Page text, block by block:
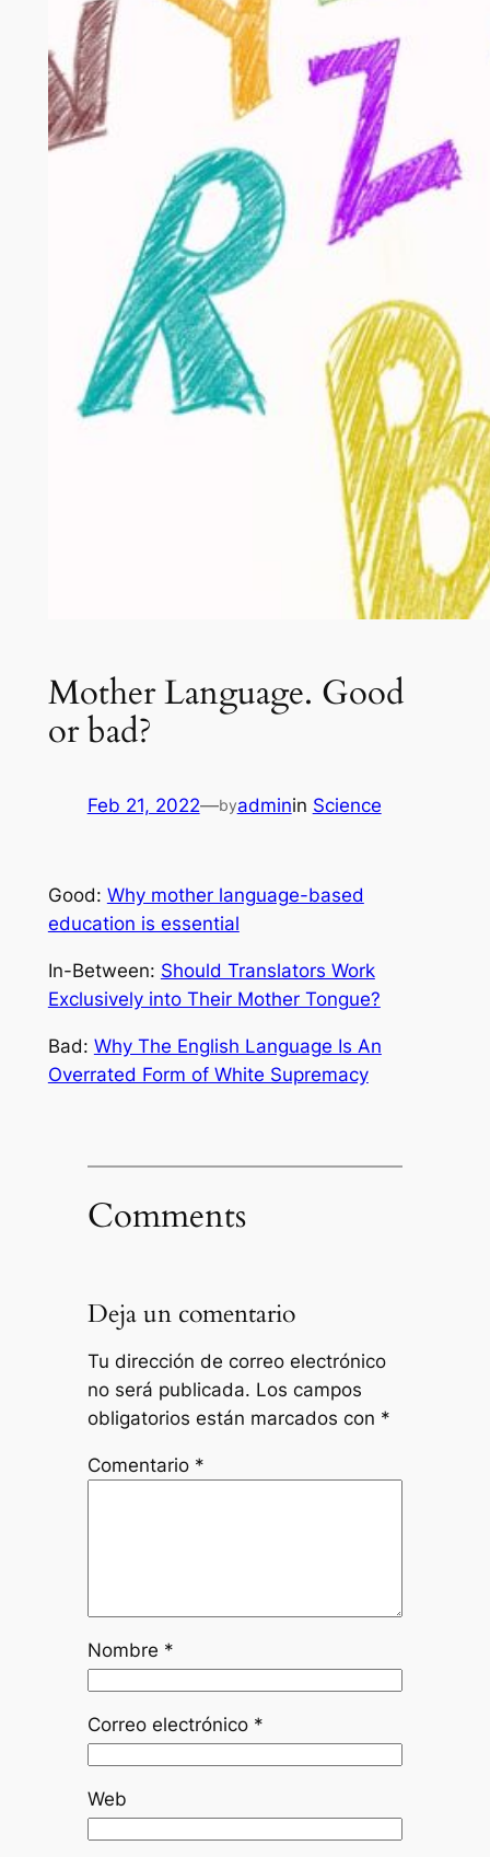
Mother Language. Good
or bad?
Feb 21, 2022—byadminin Science
Good: Why mother language-based
education is essential
In-Between: Should Translators Work
Exclusively into Their Mother Tongue?
Bad: Why The English Language Is An
Overrated Form of White Supremacy
Comments
Deja un comentario
Tu dirección de correo electrónico
no será publicada. Los campos
obligatorios están marcados con *
Comentario *
Nombre *
Correo electrónico *
Web